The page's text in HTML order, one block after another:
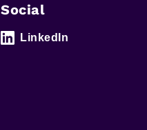
Social
LinkedIn